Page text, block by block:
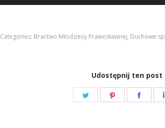
Categories: Bractwo Młodzieży Prawosławnej, Duchowe
Udostępnij ten post
Share
Share
Share